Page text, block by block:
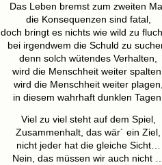
Das Leben bremst zum zweiten
die Konsequenzen sind fatal,
doch bringt es nichts wie wild zu
bei irgendwem die Schuld zu
denn solch wütendes Verhalten,
wird die Menschheit weiter
wird die Menschheit weiter
in diesem wahrhaft dunklen
Viel zu viel steht auf dem Spiel,
Zusammenhalt, das wär´ ein Ziel,
nicht jeder hat die gleiche Sicht…
Nein, das müssen wir auch nicht